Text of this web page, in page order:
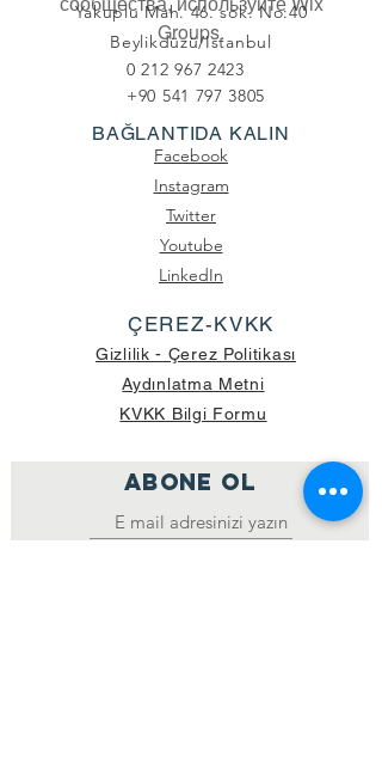
Groups.
Yakuplu Mah. 46. sok. No:40
Beylikdüzü/Istanbul
0 212 967 2423
+90 541 797 3805
BAĞLANTIDA KALIN
Facebook
Instagram
Twitter
Youtube
LinkedIn
ÇEREZ-KVKK
Gizlilik - Çerez Politikası
Aydınlatma Metni
KVKK Bilgi Formu
ABONE OL